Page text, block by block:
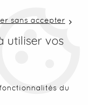
DÈS 50€
sans accepter
utiliser vos
du